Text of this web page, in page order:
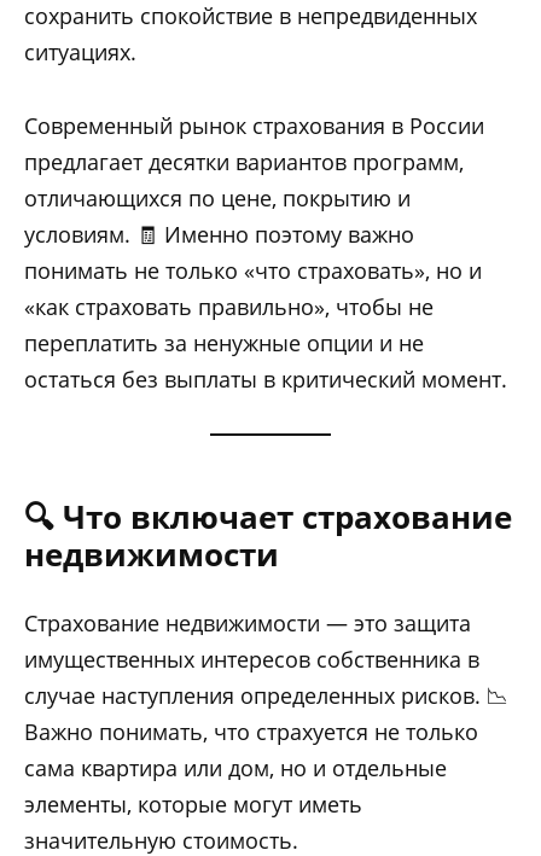
сохранить спокойствие в непредвиденных
ситуациях.
Современный рынок страхования в России
предлагает десятки вариантов программ,
отличающихся по цене, покрытию и
условиям. 🧾 Именно поэтому важно
понимать не только «что страховать», но и
«как страховать правильно», чтобы не
переплатить за ненужные опции и не
остаться без выплаты в критический момент.
🔍 Что включает страхование
недвижимости
Страхование недвижимости — это защита
имущественных интересов собственника в
случае наступления определенных рисков. 📉
Важно понимать, что страхуется не только
сама квартира или дом, но и отдельные
элементы, которые могут иметь
значительную стоимость.